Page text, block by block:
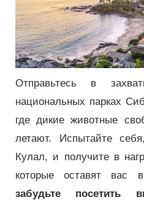
Отправьтесь в
национальных парках
где дикие животные
летают. Испытайте
Кулал, и получите в
которые оставят вас
забудьте посетить